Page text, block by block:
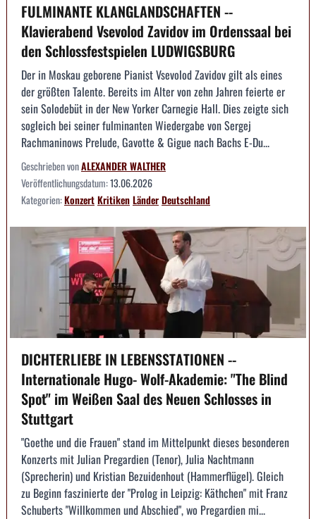
FULMINANTE KLANGLANDSCHAFTEN --
Klavierabend Vsevolod Zavidov im Ordenssaal bei
den Schlossfestspielen LUDWIGSBURG
Der in Moskau geborene Pianist Vsevolod Zavidov gilt als eines
der größten Talente. Bereits im Alter von zehn Jahren feierte er
sein Solodebüt in der New Yorker Carnegie Hall. Dies zeigte sich
sogleich bei seiner fulminanten Wiedergabe von Sergej
Rachmaninows Prelude, Gavotte & Gigue nach Bachs E-Du...
Geschrieben vonALEXANDER WALTHER
Veröffentlichungsdatum:13.06.2026
Kategorien:KonzertKritikenLänderDeutschland
DICHTERLIEBE IN LEBENSSTATIONEN --
Internationale Hugo- Wolf-Akademie: "The Blind
Spot" im Weißen Saal des Neuen Schlosses in
Stuttgart
"Goethe und die Frauen" stand im Mittelpunkt dieses besonderen
Konzerts mit Julian Pregardien (Tenor), Julia Nachtmann
(Sprecherin) und Kristian Bezuidenhout (Hammerflügel). Gleich
zu Beginn faszinierte der "Prolog in Leipzig: Käthchen" mit Franz
Schuberts "Willkommen und Abschied", wo Pregardien mi...